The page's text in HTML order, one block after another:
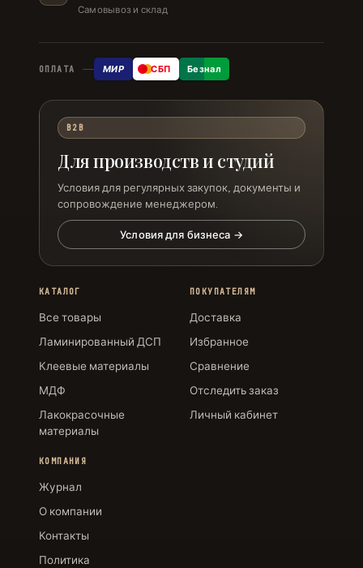
Самовывоз и склад
ОПЛАТА МИР СБП Безнал
B2B
Для производств и студий
Условия для регулярных закупок, документы и
сопровождение менеджером.
Условия для бизнеса →
КАТАЛОГ
Все товары
Ламинированный ДСП
Клеевые материалы
МДФ
Лакокрасочные
материалы
ПОКУПАТЕЛЯМ
Доставка
Избранное
Сравнение
Отследить заказ
Личный кабинет
КОМПАНИЯ
Журнал
О компании
Контакты
Политика